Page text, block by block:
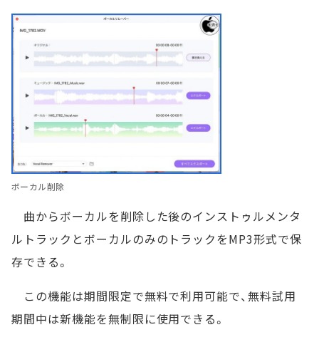
ボーカル削除
曲からボーカルを削除した後のインストゥルメンタ
ルトラックとボーカルのみのトラックをMP3形式で保
存できる。
この機能は期間限定で無料で利用可能で、無料試用
期間中は新機能を無制限に使用できる。